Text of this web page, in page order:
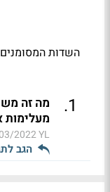
השדות
1
.
מה זה
מעלימות
YL
13:52
הגב